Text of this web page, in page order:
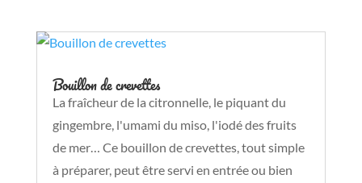
Bouillon de crevettes
La fraîcheur de la citronnelle, le piquant du
gingembre, l'umami du miso, l'iodé des fruits
de mer… Ce bouillon de crevettes, tout simple
à préparer, peut être servi en entrée ou bien